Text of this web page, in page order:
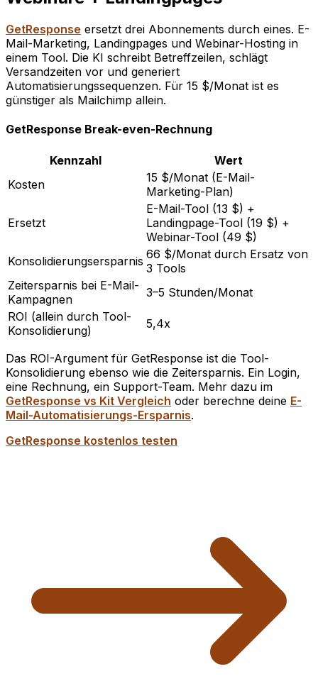
GetResponse ersetzt drei Abonnements durch eines. E-
Mail-Marketing, Landingpages und Webinar-Hosting in
einem Tool. Die KI schreibt Betreffzeilen, schlägt
Versandzeiten vor und generiert
Automatisierungssequenzen. Für 15 $/Monat ist es
günstiger als Mailchimp allein.
GetResponse Break-even-Rechnung
Kennzahl
Wert
Kosten
15 $/Monat (E-Mail-
Marketing-Plan)
Ersetzt
E-Mail-Tool (13 $) +
Landingpage-Tool (19 $) +
Webinar-Tool (49 $)
Konsolidierungsersparnis 66 $/Monat durch Ersatz von
3 Tools
Zeitersparnis bei E-Mail-
Kampagnen
3–5 Stunden/Monat
ROI (allein durch Tool-
Konsolidierung)
5,4x
Das ROI-Argument für GetResponse ist die Tool-
Konsolidierung ebenso wie die Zeitersparnis. Ein Login,
eine Rechnung, ein Support-Team. Mehr dazu im
GetResponse vs Kit Vergleich oder berechne deine E-
Mail-Automatisierungs-Ersparnis.
GetResponse kostenlos testen